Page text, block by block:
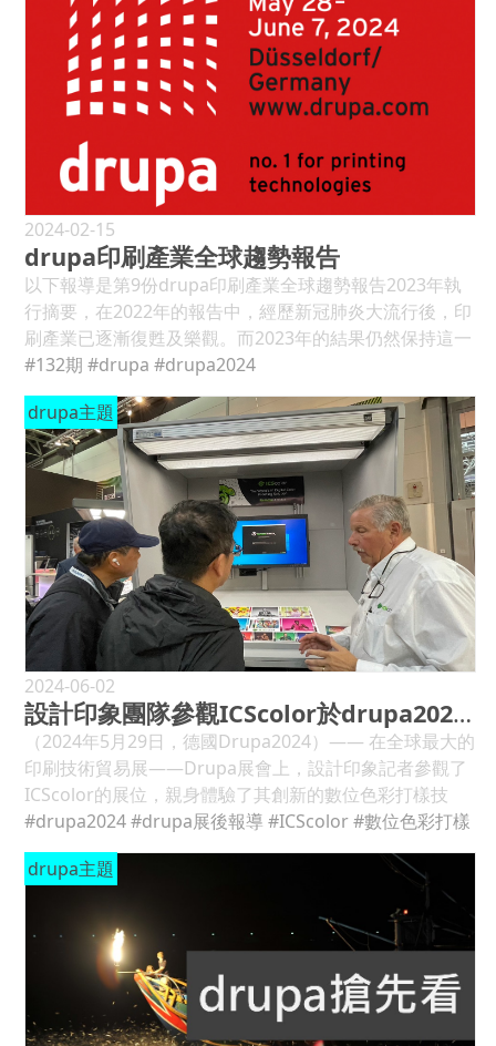
架上，標籤有助於買家對產品的看法。望著產品標籤，顧
客可能會被平面設計、顏色或裝飾所吸引，當然標籤也會
影響他的購買選擇。 但紙張和裝飾如何影響產品的認知
呢？標籤的哪些元素，可以直觀地表達和概括其本質？我
們知道，在相同的價格和品牌下，這是最受歡迎的，並且
能夠對所選產品產生積極慾望的標籤。為了探索這種溝通
工具在葡萄酒採購中的作用，可持續標籤領域的領導者
UPM Raflatac委託研究和諮詢公司SenseCatch與義大利
最大的葡萄酒集團Argea、世界領先的冷熱燙印製造商
Kurz，以及德國葡萄酒標籤領域領先的印刷商之一的
Kramer Druck合作進行一項神經行銷學研究。(見圖1) 這
項研究是在德國進行的，德國是一個對葡萄酒出口商有吸
引力的市場。一群德國消費者看到貨架上的32個標籤，設
計相同，但紙張類型和表面處理各不相同。整個顧客旅程
參與者可以一次觀察、觸摸和評估瓶子。在整個決策過程
中，從瓶子的貨架選擇到品嚐的那一刻，我們都使用神經
行銷學方法來分析消費者的體驗。 而在貨架前的第一
個“關鍵時刻”，其結果顯示，在觀察的前五秒選擇過程
中，最能夠吸引消費者注意的瓶子是那些具有視覺、顏色
或材質並置特徵的瓶子對比，例如深色紙張和閃亮的金屬
質感。另一方面，最受關注的標籤是那些帶有金色或古銅
色裝飾的淺色紙。此外，消費者的注意力也集中在帶有粗
糙紋理紙標籤的瓶子上，紋理明顯，浮雕裝飾具有光澤效
果。 在第二個“關鍵時刻”，即是消費者與瓶子進行身體互
動時，一般帶有紋理紙的標籤和相同顏色的裝飾物，實際
上會增強裝飾物的本身，並且被認為它們是有趣和神秘
的。從這個研究可以發現，它們激發了預期互動體驗的
「觸覺想像力」。(見圖2) 較厚的壓紋紙和壓紋會使文字更
加明顯，並增強設計，將標籤從空洞且無吸引力的標籤，
在與紙張顏色相同且沒有壓紋裝飾物情況下，轉變為標籤
相反之結果，顯現它是精心策劃的、有趣的，提高人們對
產品的期望。在這種情況下，消費者想像的是更高品質之
葡萄酒、優質產品。 最後，研究結果顯示，紙張和裝飾的
組合會影響期望，並對葡萄酒的感知喜好和口味產生積極
影響。同樣的葡萄酒，從帶有最受讚賞標籤的瓶子中飲用
時，比從帶有最不受歡迎標籤的瓶子中飲用時獲得更高的
評級。 這種效應也發生在潛意識層面，事實上，當品嚐帶
有首選標籤的酒瓶中的葡萄酒時，透過心理生理參數測量
2024-02-15
drupa印刷產業全球趨勢報告
以下報導是第9份drupa印刷產業全球趨勢報告2023年執
行摘要，在2022年的報告中，經歷新冠肺炎大流行後，印
刷產業已逐漸復甦及樂觀。而2023年的結果仍然保持這一
個氣勢，對2023年的信心進一步提高，並且對2024年的預
期非常樂觀。儘管面臨嚴峻的經濟逆潮，但所有市場和幾
乎所有地區的信心水準都在不斷增長，很明顯「適者生
存」這句老話，適用於尋找新的增長和發展途徑的印刷商
和供應商。 各地區信心水平逐漸增長 在2023年，全球有
44%的印刷商表示他們公司目前的經濟狀況為“良好”，
12%的印刷商認為“較差”，其餘44%的印刷商認為“令人滿
意”。樂觀淨差值為+32%，即44%減去12%，該總體結果
顯示圖表中的綠色列，比2022年提高14%。以下文中還有
許多圖表，顯示的正是這種樂觀或悲觀淨差值。 但也並不
全是好消息，德國就顯示較悲觀為+12%，與2022年相
同。而歐洲其他地區+34%，北美洲信心水準從2022年的
高峰值降至+50%。而南美洲暨中美洲為+24%，非洲為
+34%，中東為+52%(小樣本數)，澳大利亞暨大洋洲為
+56%(小樣本數)，都從之前的低點恢復良好。展望未來，
除了澳大利亞暨大洋洲外，其餘地區預計2024年的表現都
會更好，但是德國僅為+4%，遠比大多數地區謹慎得多。
(見圖1) 在完整報告的附錄中提供了按市場和地區劃分的印
用，則不會顯示它們，但會包含在全球資料中。在顯示小
樣本數的地方，請注意文本和圖表中的這一限制。 縱觀市
場，全球商業和出版印刷商的信心明顯復甦，而包裝業繼
續保持原有的信心水準。2022年功能性印刷領域的信心莫
名下降的情況發生反轉，可能是小樣本數的結果。 供應商
2023年比2022年更加謹慎，為32%，下跌了2%。北美
洲、南美洲暨中美洲和亞洲上漲，而歐洲則下跌5%。今年
#132期 #drupa #drupa2024
drupa主題
2024-06-02
設計印象團隊參觀ICScolor於drupa2024攤位，探索合作可能
（2024年5月29日，德國Drupa2024）—— 在全球最大的
印刷技術貿易展——Drupa展會上，設計印象記者參觀了
ICScolor的展位，親身體驗了其創新的數位色彩打樣技
術，並與ICScolor深入交流，探討進一步合作的可能。
ICScolor，一直積極發展色彩精確軟打樣技術的發展，致
力於將虛擬數位色彩打樣推向未來趨勢。「我們很高興能
在drupa2024展會上展示我們的最新技術，」ICScolor總
裁Dan Caldwell表示。「我們的解決方案不僅提供精確的
色彩打樣，還大大縮短了打樣過程的時間，節省成本，並
支持品牌的永續發展目標。」 ICScolor的完整解決方案包
括用於即時校樣審查的ProofCheck查看室和用於遠端印
刷批准的PressCheck，這些解決方案現已在業界廣泛使
#drupa2024#drupa展後報導 #ICScolor#數位色彩打樣
drupa主題